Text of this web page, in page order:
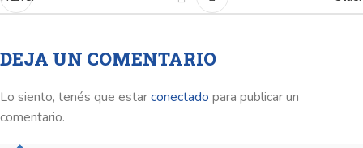
DEJA UN COMENTARIO
Lo siento, tenés que estarconectado para publicar un
comentario.